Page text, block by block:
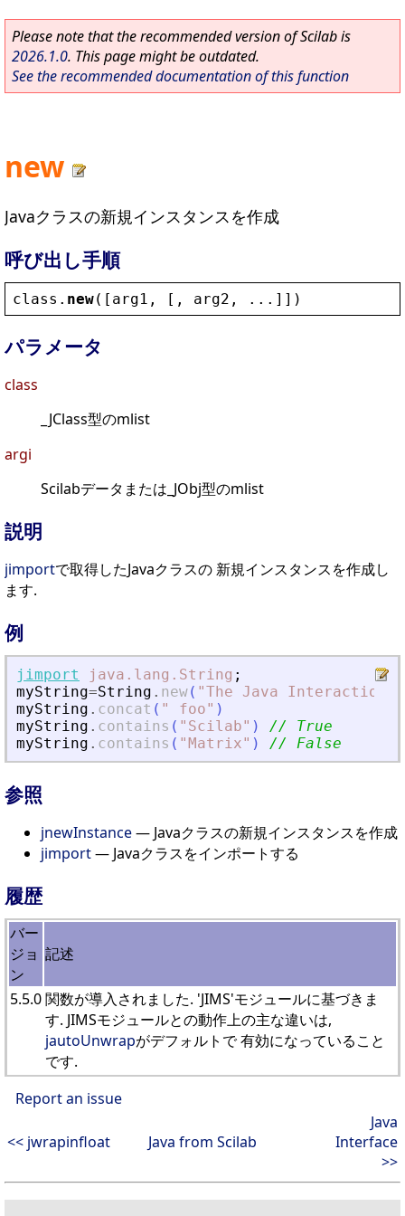
Please note that the recommended version of Scilab is
2026.1.0. This page might be outdated.
See the recommended documentation of this function
new
Javaクラスの新規インスタンスを作成
呼び出し手順
class . new([ arg1 , [, arg2 , ...]])
パラメータ
class
_JClass型のmlist
argi
Scilabデータまたは_JObj型のmlist
説明
jimportで取得したJavaクラスの 新規インスタンスを作成し
ます.
例
jimport java.lang.String ;
myString=String . new( "The Java Interaction
myString . concat ( " foo" )
myString . contains ( " Scilab" )
// True
myString . contains ( "Matrix" ) // False
参照
jnewInstance— Javaクラスの新規インスタンスを作成
jimport— Javaクラスをインポートする
履歴
バー
ジョ
ン
記述
5.5.0関数が導入されました. 'JIMS'モジュールに基づきま
す. JIMSモジュールとの動作上の主な違いは,
jautoUnwrapがデフォルトで 有効になっていること
です.
Report an issue
<< jwrapinfloat Java from Scilab
Java
Interface
>>